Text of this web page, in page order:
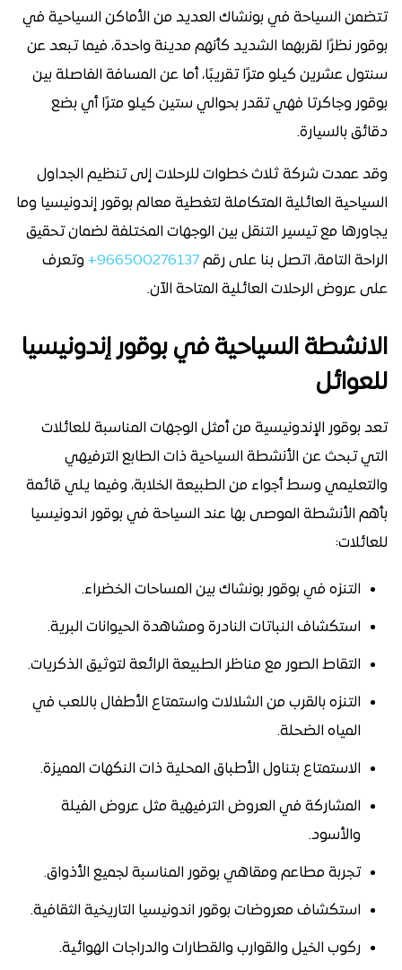
تتضمن السياحة في بونشاك العديد من الأماكن السياحية في
بوقور نظرًا لقربهما الشديد كأنهم مدينة واحدة، فيما تبعد عن
سنتول عشرين كيلو مترًا تقريبًا، أما عن المسافة الفاصلة بين
بوقور وجاكرتا فهي تقدر بحوالي ستين كيلو مترًا أي بضع
دقائق بالسيارة.
وقد عمدت شركة ثلاث خطوات للرحلات إلى تنظيم الجداول
السياحية العائلية المتكاملة لتغطية معالم بوقور إندونيسيا وما
يجاورها مع تيسير التنقل بين الوجهات المختلفة لضمان تحقيق
الراحة التامة، اتصل بنا على رقم 966500276137+
وتعرف
على عروض الرحلات العائلية المتاحة الآن.
الانشطة السياحية في بوقور إندونيسيا
للعوائل
تعد بوقور الإندونيسية من أمثل الوجهات المناسبة للعائلات
التي تبحث عن الأنشطة السياحية ذات الطابع الترفيهي
والتعليمي وسط أجواء من الطبيعة الخلابة، وفيما يلي قائمة
بأهم الأنشطة الموصى بها عند السياحة في بوقور اندونيسيا
للعائلات:
التنزه في بوقور بونشاك بين المساحات الخضراء.
استكشاف النباتات النادرة ومشاهدة الحيوانات البرية.
التقاط الصور مع مناظر الطبيعة الرائعة لتوثيق الذكريات.
التنزه بالقرب من الشلالات واستمتاع الأطفال باللعب في
المياه الضحلة.
الاستمتاع بتناول الأطباق المحلية ذات النكهات المميزة.
المشاركة في العروض الترفيهية مثل عروض الفيلة
والأسود.
تجربة مطاعم ومقاهي بوقور المناسبة لجميع الأذواق.
استكشاف معروضات بوقور اندونيسيا التاريخية الثقافية.
ركوب الخيل والقوارب والقطارات والدراجات الهوائية.